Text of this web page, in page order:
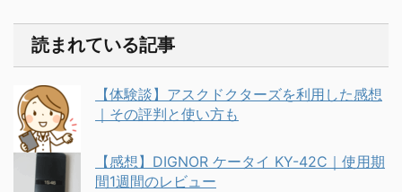
読まれている記事
【体験談】アスクドクターズを利用した感想
｜その評判と使い方も
【感想】DIGNOR ケータイ KY-42C｜使用期
間1週間のレビュー